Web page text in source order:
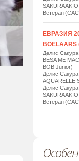
SAKURA
Ветеран
ЕВРАЗИЯ
BOELAARS
Делис
BESA ME
BOB Junior)
Делис
AQUARELLE
Делис
SAKURA
Ветеран